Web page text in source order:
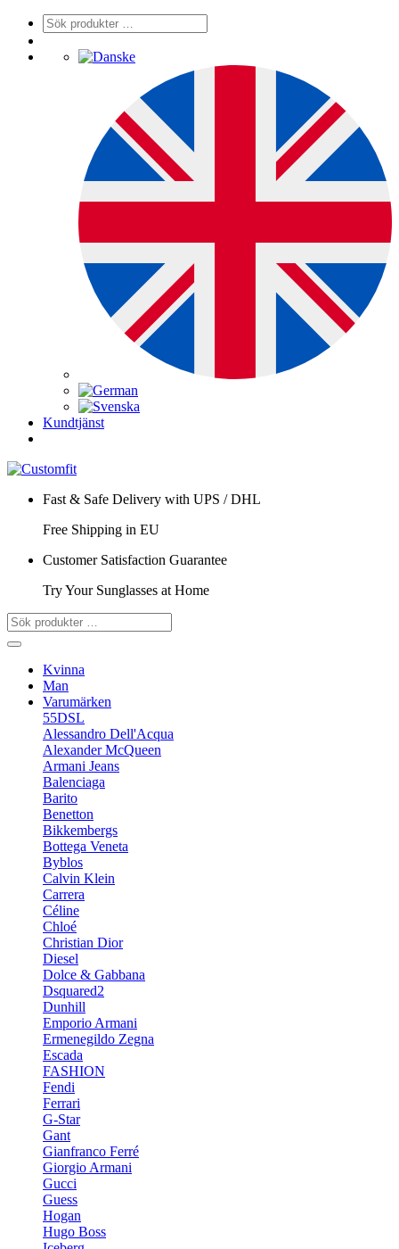
Kundtjänst
Fast & Safe Delivery with UPS / DHL
Free Shipping in EU
Customer Satisfaction Guarantee
Try Your Sunglasses at Home
Kvinna
Man
Varumärken
55DSL
Alessandro Dell'Acqua
Alexander McQueen
Armani Jeans
Balenciaga
Barito
Benetton
Bikkembergs
Bottega Veneta
Byblos
Calvin Klein
Carrera
Céline
Chloé
Christian Dior
Diesel
Dolce & Gabbana
Dsquared2
Dunhill
Emporio Armani
Ermenegildo Zegna
Escada
FASHION
Fendi
Ferrari
G-Star
Gant
Gianfranco Ferré
Giorgio Armani
Gucci
Guess
Hogan
Hugo Boss